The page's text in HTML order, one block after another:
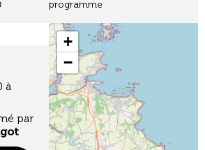
programme
à
par
+
−